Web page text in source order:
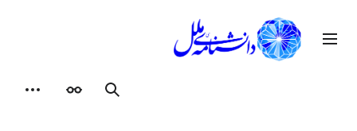
محتوامنوی اصلی
جستجوظاهر